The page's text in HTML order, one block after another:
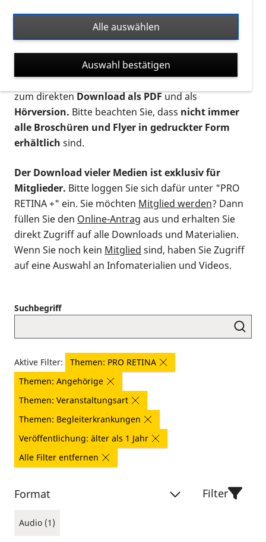
Ort. Nutzen Sie den Formatfilter, um ausschließlich
nach Flyern und Broschüren, Audios oder Videos zu
suchen. Die meisten Flyer und Broschüren werden in
verschiedenen Formaten angeboten: zur
postalischen Bestellung als gedruckte Variante
zum direktenDownload als PDFund als
Hörversion. Bitte beachten Sie, dass nicht immer
alle Broschüren und Flyer in gedruckter Form
erhältlich sind.
Der Download vieler Medien ist exklusiv für
Mitglieder. Bitte loggen Sie sich dafür unter "PRO
RETINA +" ein. Sie möchten Mitglied werden? Dann
füllen Sie den Online-Antrag aus und erhalten Sie
direkt Zugriff auf alle Downloads und Materialien.
Wenn Sie noch kein Mitglied sind, haben Sie Zugriff
auf eine Auswahl an Infomaterialien und Videos.
Suchbegriff
Aktive Filter:
Themen: PRO RETINA
Themen: Angehörige
Themen: Veranstaltungsart
Themen: Begleiterkrankungen
Veröffentlichung: älter als 1 Jahr
Alle Filter entfernen
Format
Audio (1)
Filter
Alle auswählen
Auswahl bestätigen